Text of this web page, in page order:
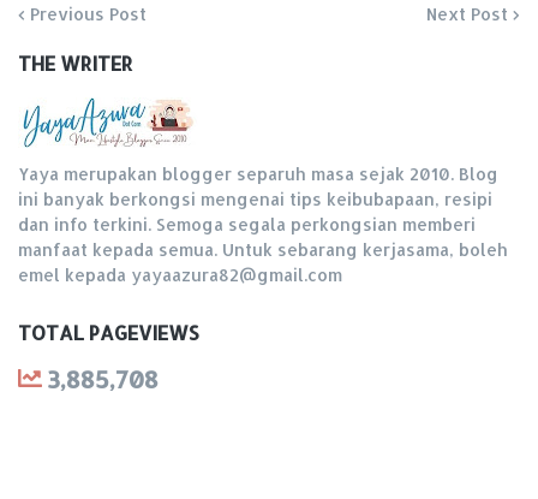
Previous Post Next Post
THE WRITER
Yaya merupakan blogger separuh masa sejak 2010. Blog
ini banyak berkongsi mengenai tips keibubapaan, resipi
dan info terkini. Semoga segala perkongsian memberi
manfaat kepada semua. Untuk sebarang kerjasama, boleh
emel kepada yayaazura82@gmail.com
TOTAL PAGEVIEWS
3,885,708